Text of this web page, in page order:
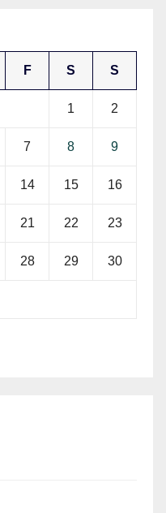
F S S
1 2
7 8 9
14 15 16
21 22 23
28 29 30